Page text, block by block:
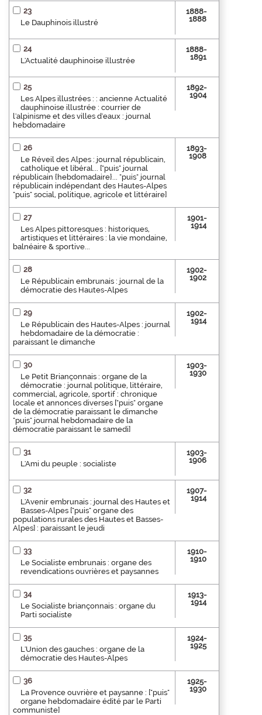
23
Le Dauphinois illustré
1888-
1888
24
L'Actualité dauphinoise illustrée
1888-
1891
25
Les Alpes illustrées : : ancienne Actualité
dauphinoise illustrée : courrier de
l'alpinisme et des villes d'eaux : journal
hebdomadaire
1892-
1904
26
Le Réveil des Alpes : journal républicain,
catholique et libéral... ["puis" journal
républicain {hebdomadaire}... "puis" journal
républicain indépendant des Hautes-Alpes
"puis" social, politique, agricole et littéraire]
1893-
1908
27
Les Alpes pittoresques : historiques,
artistiques et littéraires : la vie mondaine,
balnéaire & sportive...
1901-
1914
28
Le Républicain embrunais : journal de la
démocratie des Hautes-Alpes
1902-
1902
29
Le Républicain des Hautes-Alpes : journal
hebdomadaire de la démocratie :
paraissant le dimanche
1902-
1914
30
Le Petit Briançonnais : organe de la
démocratie : journal politique, littéraire,
commercial, agricole, sportif : chronique
locale et annonces diverses ["puis" organe
de la démocratie paraissant le dimanche
"puis" journal hebdomadaire de la
démocratie paraissant le samedi]
1903-
1930
31
L'Ami du peuple : socialiste
1903-
1906
32
L'Avenir embrunais : journal des Hautes et
Basses-Alpes ["puis" organe des
populations rurales des Hautes et Basses-
Alpes] : paraissant le jeudi
1907-
1914
33
Le Socialiste embrunais : organe des
revendications ouvrières et paysannes
1910-
1910
34
Le Socialiste briançonnais : organe du
Parti socialiste
1913-
1914
35
L'Union des gauches : organe de la
démocratie des Hautes-Alpes
1924-
1925
36
La Provence ouvrière et paysanne : ["puis"
organe hebdomadaire édité par le Parti
communiste]
1925-
1930